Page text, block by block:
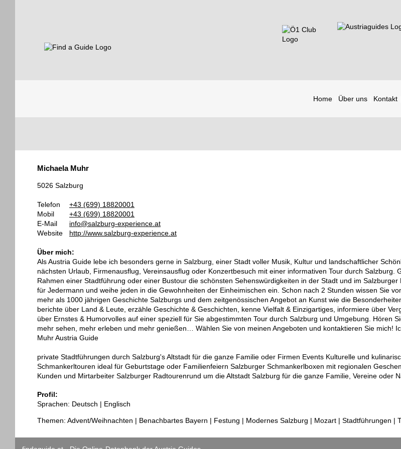
Home Über uns Kontakt
Guides
Michaela Muhr
5026 Salzburg
Telefon
+43 (699) 18820001
Mobil
+43 (699) 18820001
E-Mail
info@salzburg-experience.at
Website
http://www.salzburg-experience.at
Über mich:
Als Austria Guide lebe ich besonders gerne in Salzburg, einer Stadt voller Musik, Kultur und landschaftlicher
nächsten Urlaub, Firmenausflug, Vereinsausflug oder Konzertbesuch mit einer informativen Tour durch Salzburg.
Rahmen einer Stadtführung oder einer Bustour die schönsten Sehenswürdigkeiten in der Stadt und im
für Jedermann und weihe jeden in die Gewohnheiten der Einheimischen ein. Schon nach 2 Stunden wissen Sie
mehr als 1000 jährigen Geschichte Salzburgs und dem zeitgenössischen Angebot an Kunst wie die
berichte über Land & Leute, erzähle Geschichte & Geschichten, kenne Vielfalt & Einzigartiges, informiere über
über Ernstes & Humorvolles auf einer speziell für Sie abgestimmten Tour durch Salzburg und Umgebung. Hören
mehr sehen, mehr erleben und mehr genießen… Wählen Sie von meinen Angeboten und kontaktieren Sie mich!
Muhr Austria Guide
private Stadtführungen durch Salzburg's Altstadt für die ganze Familie oder Firmen Events Kulturelle und
Schmankerltouren ideal für Geburtstage oder Familienfeiern Salzburger Schmankerlboxen mit regionalen
Kunden und Mirtarbeiter Salzburger Radtourenrund um die Altstadt Salzburg für die ganze Familie, Vereine oder
Profil:
Sprachen: Deutsch | Englisch
Themen: Advent/Weihnachten | Benachbartes Bayern | Festung | Modernes Salzburg | Mozart | Stadtführungen |